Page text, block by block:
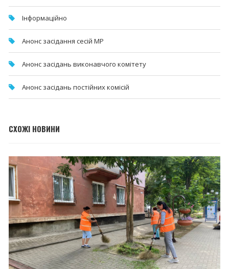
Інформаційно
Анонс засідання сесій МР
Анонс засідань виконавчого комітету
Анонс засідань постійних комісій
СХОЖІ НОВИНИ